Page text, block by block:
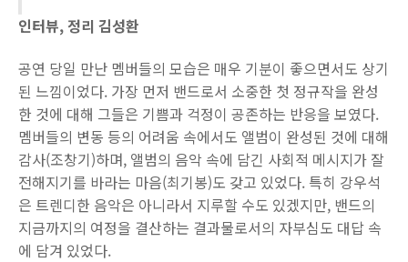
인터뷰, 정리 김성환
공연 당일 만난 멤버들의 모습은 매우 기분이 좋으면서도 상기
된 느낌이었다. 가장 먼저 밴드로서 소중한 첫 정규작을 완성
한 것에 대해 그들은 기쁨과 걱정이 공존하는 반응을 보였다.
멤버들의 변동 등의 어려움 속에서도 앨범이 완성된 것에 대해
감사(조창기)하며, 앨범의 음악 속에 담긴 사회적 메시지가 잘
전해지기를 바라는 마음(최기봉)도 갖고 있었다. 특히 강우석
은 트렌디한 음악은 아니라서 지루할 수도 있겠지만, 밴드의
지금까지의 여정을 결산하는 결과물로서의 자부심도 대답 속
에 담겨 있었다.